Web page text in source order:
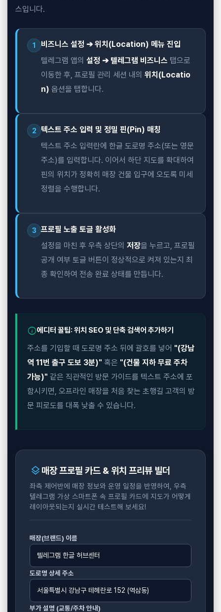
스입니다.
1
비즈니스 설정 ➔ 위치(Location) 메뉴 진입
텔레그램 앱의 설정 ➔ 텔레그램 비즈니스 탭으로
이동한 후, 프로필 관리 세션 내의 위치(Locatio
n) 옵션을 탭합니다.
2
텍스트 주소 입력 및 정밀 핀(Pin) 매칭
텍스트 주소 입력란에 한글 도로명 주소(또는 영문
주소)를 입력합니다. 이어서 하단 지도를 확대하여
핀의 위치가 정확히 매장 건물 입구에 오도록 미세
정렬을 수행합니다.
3
프로필 노출 토글 활성화
설정을 마친 후 우측 상단의 저장을 누르고, 프로필
공개 여부 토글 버튼이 정상적으로 켜져 있는지 최
종 확인하여 전송 완료 상태를 만듭니다.
info에디터 꿀팁: 위치 SEO 및 단축 검색어 추가하기
주소를 기입할 때 도로명 주소 뒤에 괄호를 넣어 "(강남
역 11번 출구 도보 3분)" 혹은 "(건물 지하 무료 주차
가능)" 같은 직관적인 방문 가이드를 텍스트 주소에 포
함시키면, 오프라인 매장을 처음 찾는 초행길 고객의 방
문 피로도를 대폭 낮출 수 있습니다.
layers 매장 프로필 카드 & 위치 프리뷰 빌더
좌측 제어반에 매장 정보와 운영 일정을 반영하여, 우측
텔레그램 가상 스마트폰 속 프로필 카드에 지도가 어떻게
레이아웃되는지 실시간 테스트해 보세요!
매장(브랜드) 이름
도로명 상세 주소
부가 설명 (교통/주차 안내)